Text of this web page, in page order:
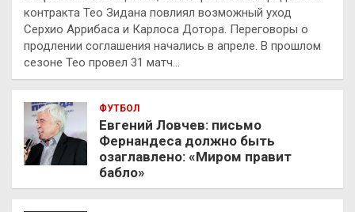
контракта Тео Зидана повлиял возможный уход
Серхио Аррибаса и Карлоса Дотора. Переговоры о
продлении соглашения начались в апреле. В прошлом
сезоне Тео провел 31 матч…
ФУТБОЛ
Евгений Ловчев: письмо
Фернандеса должно быть
озаглавлено: «Миром правит
бабло»